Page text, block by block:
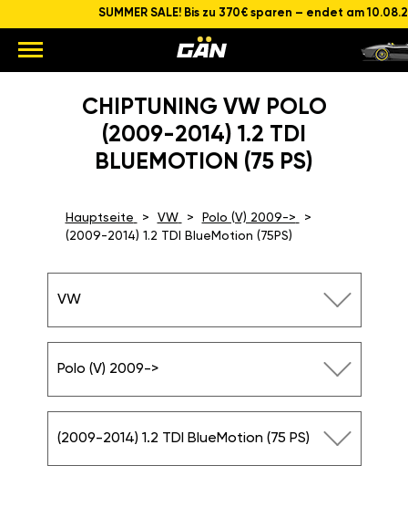
SUMMER SALE! Bis zu 370€ sparen – endet am
CHIPTUNING VW POLO
(2009-2014) 1.2 TDI
BLUEMOTION (75 PS)
Hauptseite VW
Polo (V) 2009->
(2009-2014) 1.2 TDI BlueMotion (75PS)
VW
Polo (V) 2009->
(2009-2014) 1.2 TDI BlueMotion (75 PS)